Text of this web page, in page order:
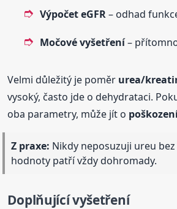
Výpočet eGFR– odhad
Močové vyšetření–
Velmi důležitý je poměr urea/
vysoký, často jde o dehydrataci.
oba parametry, může jít o
Z praxe: Nikdy neposuzuji ureu
hodnoty patří vždy dohromady.
Doplňující vyšetření